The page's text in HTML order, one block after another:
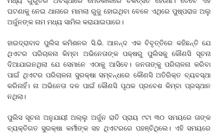
ଘଟଣାକୁ ନେଇ ଥାନାରେ ମାମଲା ରୁଜୁ ହୋଇଥିବା ବେଳେ ଏଥିରେ ପୁଷ୍ପରାଜ ଅଲୁ
ଅର୍ଜୁନଙ୍କ ନାମ ମଧ୍ୟ ସାମିଲ କରାଯାଇପାରେ।
ହାଇଦ୍ରାବାଦ ପୁଲିସ କମିଶନର ସି.ଭି. ଆନନ୍ଦ ଏକ ବିବୃତ୍ତିରେ କହିଛନ୍ତି ଯେ
ଥିଏଟର ପରିଚାଳନା କିମ୍ବା ଅଭିନେତାଙ୍କ ପକ୍ଷରୁ ପୁଲିସକୁ କୌଣସି ସୂଚନା
ଦିଆଯାଇନଥିଲା ଯେ ସେମାନେ ଏଠାକୁ ଆସିବେ। ଜନତାଙ୍କୁ ପରିଚାଳନା କରିବା
ପାଇଁ ଥିଏଟର ପରିଚାଳନା ସୁରକ୍ଷା ସମ୍ବନ୍ଧରେ କୌଣସି ଅତିରିକ୍ତ ବ୍ୟବସ୍ଥା
କରିନାହିଁ। ନା ଅଭିନେତା ଦଳ ପାଇଁ କୌଣସି ପୃଥକ ପ୍ରବେଶ କିମ୍ବା ପ୍ରସ୍ଥାନ
ନଥିଲା।
ପୁଲିସ ସୂଚନା ଅନୁଯାୟୀ ଅଲ୍ଲୁ ଅର୍ଜୁନ ରାତି ପ୍ରାୟ ୯ଟା ୩୦ ସମୟରେ ତାଙ୍କ
ବ୍ୟକ୍ତିଗତ ସୁରକ୍ଷା କର୍ମୀଙ୍କ ସହ ଥିଏଟରରେ ପହଞ୍ଚିଥିଲେ। ଏହି ସମୟରେ